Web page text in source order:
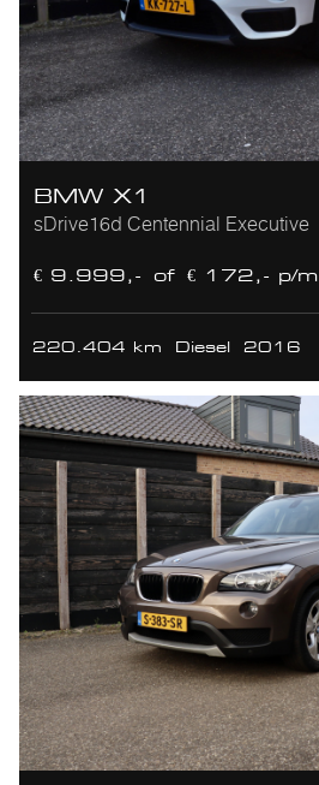
BMW X1
sDrive16d Centennial Executive
€ 9.999,- of € 172,- p/m
220.404 km Diesel 2016